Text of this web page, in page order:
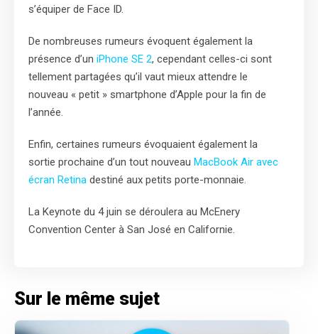
s’équiper de Face ID.
De nombreuses rumeurs évoquent également la
présence d’un iPhone SE 2, cependant celles-ci sont
tellement partagées qu’il vaut mieux attendre le
nouveau « petit » smartphone d’Apple pour la fin de
l’année.
Enfin, certaines rumeurs évoquaient également la
sortie prochaine d’un tout nouveau MacBook Air avec
écran Retina destiné aux petits porte-monnaie.
La Keynote du 4 juin se déroulera au McEnery
Convention Center à San José en Californie.
Sur le même sujet